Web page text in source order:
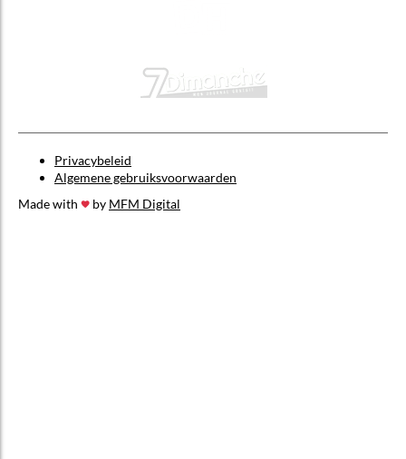
Privacybeleid
Algemene gebruiksvoorwaarden
Made with
by MFM Digital